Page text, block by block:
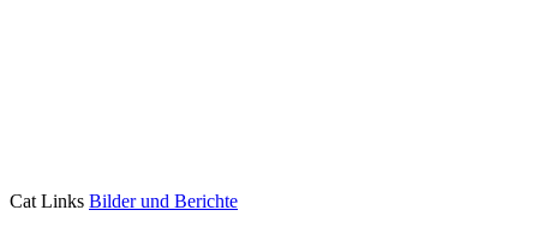
Cat Links Bilder und Berichte